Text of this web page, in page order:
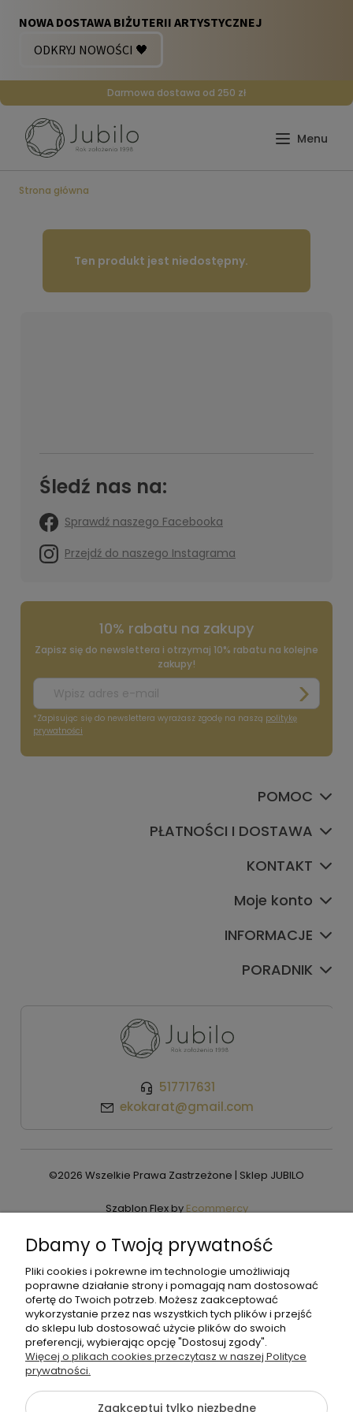
Darmowa dostawa od 250 zł
Strona główna
Ten produkt jest niedostępny.
Śledź nas na:
Sprawdź naszego Facebooka
Przejdź do naszego Instagrama
10% rabatu na zakupy
Zapisz się do newslettera i otrzymaj 10% rabatu na kolejne
zakupy!
*Zapisując się do newslettera wyrażasz zgodę na naszą politykę
prywatności
POMOC
PŁATNOŚCI I DOSTAWA
KONTAKT
Moje konto
INFORMACJE
PORADNIK
517717631
ekokarat@gmail.com
©2026 Wszelkie Prawa Zastrzeżone | Sklep JUBILO
Szablon Flex byEcommercy
Pokaż pełną wersję strony
Dbamy o Twoją prywatność
Pliki cookies i pokrewne im technologie umożliwiają
poprawne działanie strony i pomagają nam dostosować
ofertę do Twoich potrzeb. Możesz zaakceptować
wykorzystanie przez nas wszystkich tych plików i przejść
do sklepu lub dostosować użycie plików do swoich
preferencji, wybierając opcję "Dostosuj zgody".
Więcej o plikach cookies przeczytasz w naszej Polityce
prywatności.
Zaakceptuj tylko niezbędne